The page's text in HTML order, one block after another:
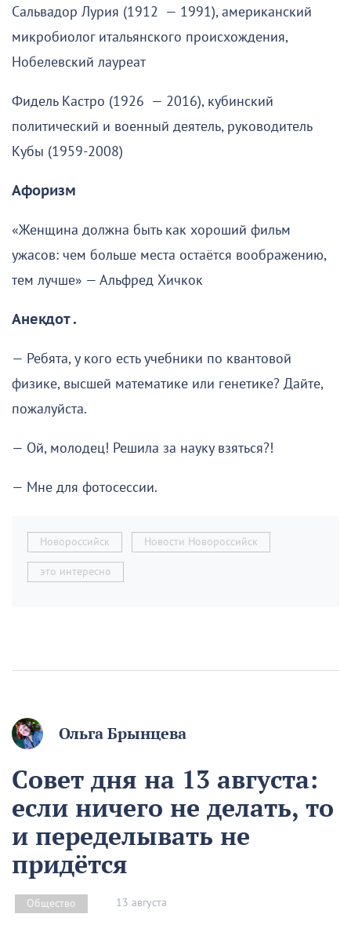
Сальвадор Лурия (1912 — 1991), американский
микробиолог итальянского происхождения,
Нобелевский лауреат
Фидель Кастро (1926 — 2016), кубинский
политический и военный деятель, руководитель
Кубы (1959-2008)
Афоризм
«Женщина должна быть как хороший фильм
ужасов: чем больше места остаётся воображению,
тем лучше» — Альфред Хичкок
Анекдот .
— Ребята, у кого есть учебники по квантовой
физике, высшей математике или генетике? Дайте,
пожалуйста.
— Ой, молодец! Решила за науку взяться?!
— Мне для фотосессии.
Новороссийск Новости Новороссийск
это интересно
Ольга Брынцева
Совет дня на 13 августа:
если ничего не делать, то
и переделывать не
придётся
Общество 13 августа